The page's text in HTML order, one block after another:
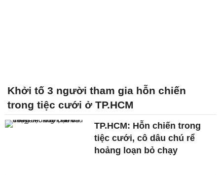
Khởi tố 3 người tham gia hỗn chiến
trong tiệc cưới ở TP.HCM
TP.HCM: Hỗn chiến trong
tiệc cưới, cô dâu chú rể
hoảng loạn bỏ chạy